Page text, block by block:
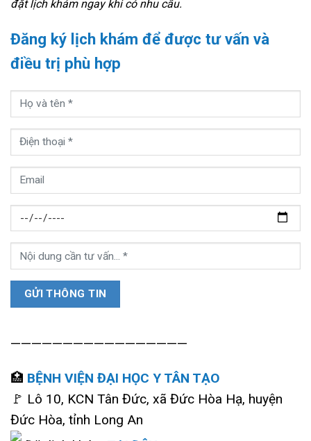
đặt lịch khám ngay khi có nhu cầu.
Đăng ký lịch khám để được tư vấn và
điều trị phù hợp
—————————————————
🏥 BỆNH VIỆN ĐẠI HỌC Y TÂN TẠO
🚩 Lô 10, KCN Tân Đức, xã Đức Hòa Hạ, huyện
Đức Hòa, tỉnh Long An